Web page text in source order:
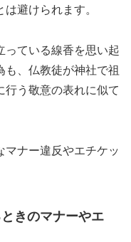
避けられます。
っている線香を思い起
も、仏教徒が神社で祖
行う敬意の表れに似て
マナー違反やエチケッ
きのマナーやエ